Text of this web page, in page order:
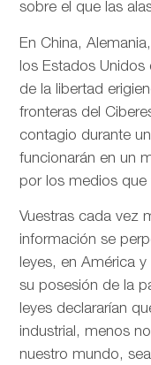
sobre el que las
En China,
los Estados Unidos
de la libertad
fronteras del
contagio durante
funcionarán en un
por los medios que
Vuestras cada vez
información se
leyes, en América
su posesión de la
leyes declararían
industrial, menos
nuestro mundo,